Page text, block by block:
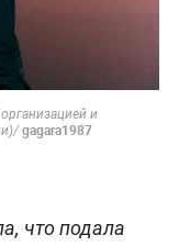
и
gagara1987
что подала